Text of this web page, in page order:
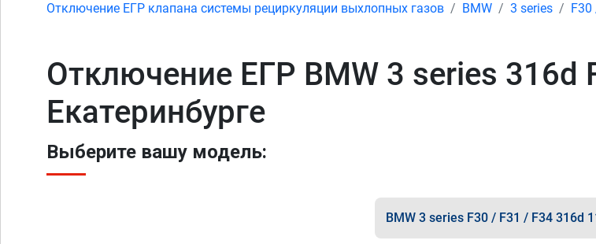
Отключение ЕГР клапана системы рециркуляции выхлопных газов BMW 3 series F30
Отключение ЕГР BMW 3 series 316d
Екатеринбурге
Выберите вашу модель:
BMW 3 series F30 / F31 / F34 316d